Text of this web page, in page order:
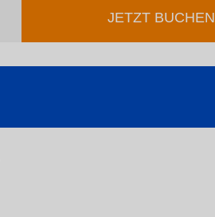
JETZT BUCHEN